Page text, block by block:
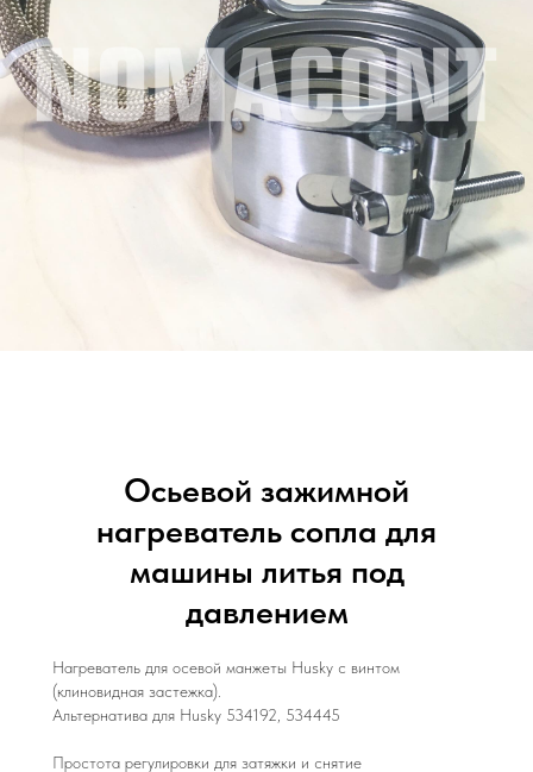
Осьевой зажимной
нагреватель сопла для
машины литья под
давлением
Нагреватель для осевой манжеты Husky с винтом
(клиновидная застежка).
Альтернатива для Husky 534192, 534445
Простота регулировки для затяжки и снятие